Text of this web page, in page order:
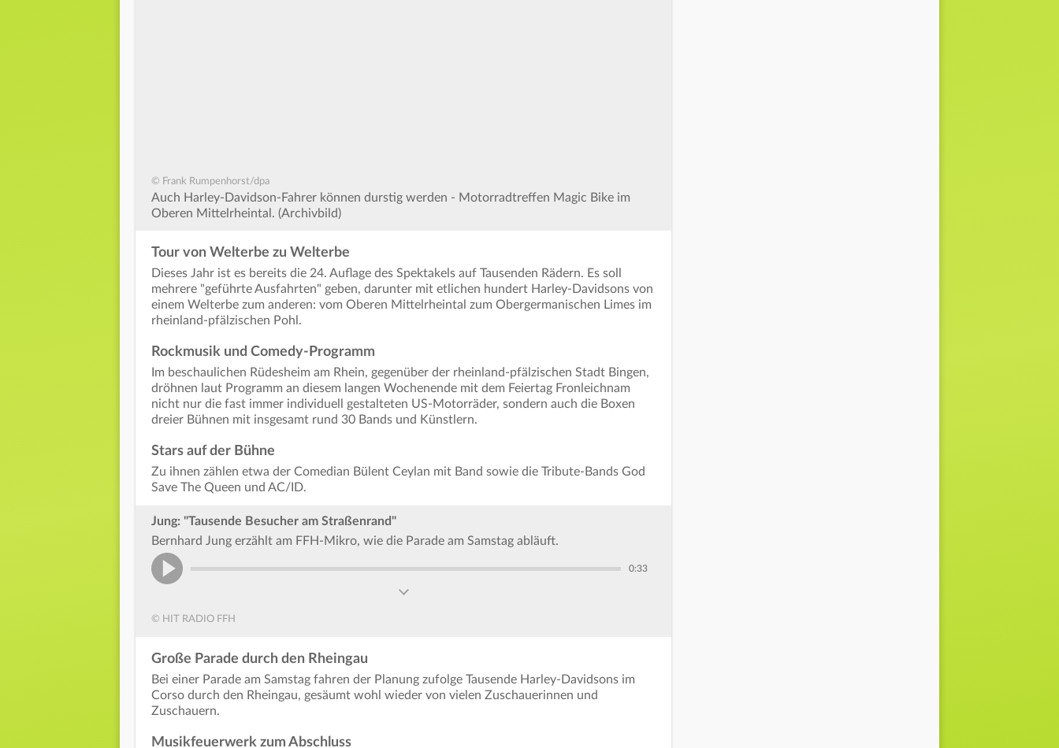
© Frank Rumpenhorst/dpa
Auch Harley-Davidson-Fahrer können durstig werden - Motorradtreffen Magic Bike im
Oberen Mittelrheintal. (Archivbild)
Tour von Welterbe zu Welterbe
Dieses Jahr ist es bereits die 24. Auflage des Spektakels auf Tausenden Rädern. Es soll
mehrere "geführte Ausfahrten" geben, darunter mit etlichen hundert Harley-Davidsons von
einem Welterbe zum anderen: vom Oberen Mittelrheintal zum Obergermanischen Limes im
rheinland-pfälzischen Pohl.
Rockmusik und Comedy-Programm
Im beschaulichen Rüdesheim am Rhein, gegenüber der rheinland-pfälzischen Stadt Bingen,
dröhnen laut Programm an diesem langen Wochenende mit dem Feiertag Fronleichnam
nicht nur die fast immer individuell gestalteten US-Motorräder, sondern auch die Boxen
dreier Bühnen mit insgesamt rund 30 Bands und Künstlern.
Stars auf der Bühne
Zu ihnen zählen etwa der Comedian Bülent Ceylan mit Band sowie die Tribute-Bands God
Save The Queen und AC/ID.
Jung: "Tausende Besucher am Straßenrand"
Bernhard Jung erzählt am FFH-Mikro, wie die Parade am Samstag abläuft.
0:33
© HIT RADIO FFH
Große Parade durch den Rheingau
Bei einer Parade am Samstag fahren der Planung zufolge Tausende Harley-Davidsons im
Corso durch den Rheingau, gesäumt wohl wieder von vielen Zuschauerinnen und
Zuschauern.
Musikfeuerwerk zum Abschluss